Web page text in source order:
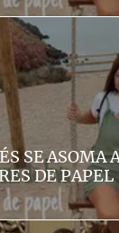
SE ASOMA
DE PAPEL